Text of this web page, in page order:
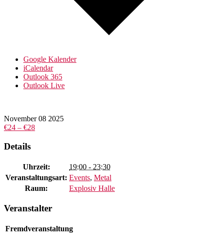
Google Kalender
iCalendar
Outlook 365
Outlook Live
November 08 2025
€24 – €28
Details
Uhrzeit:
19:00 - 23:30
Veranstaltungsart: Events, Metal
Raum:
Explosiv Halle
Veranstalter
Fremdveranstaltung